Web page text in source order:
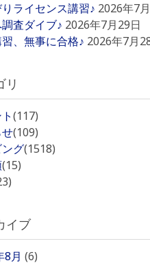
ライセンス講習♪ 2026年7
査ダイブ♪ 2026年7月29日
、無事に合格♪ 2026年7月
リ
(117)
(109)
グ(1518)
(15)
イブ
8月 (6)